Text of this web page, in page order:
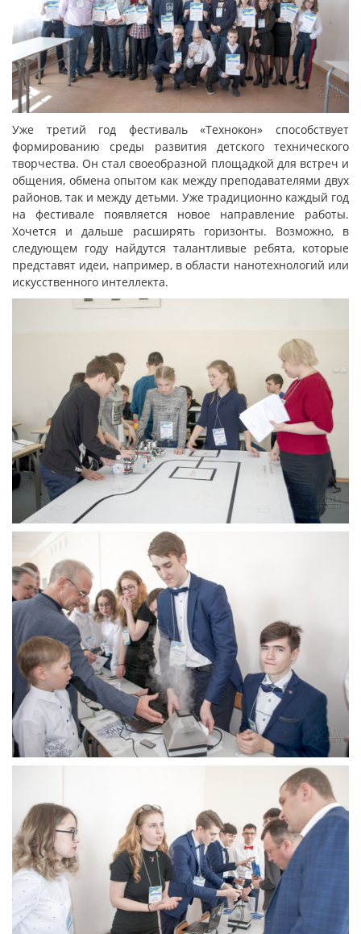
Уже третий год фестиваль «Технокон» способствует
формированию среды развития детского технического
творчества. Он стал своеобразной площадкой для встреч и
общения, обмена опытом как между преподавателями двух
районов, так и между детьми. Уже традиционно каждый год
на фестивале появляется новое направление работы.
Хочется и дальше расширять горизонты. Возможно, в
следующем году найдутся талантливые ребята, которые
представят идеи, например, в области нанотехнологий или
искусственного интеллекта.